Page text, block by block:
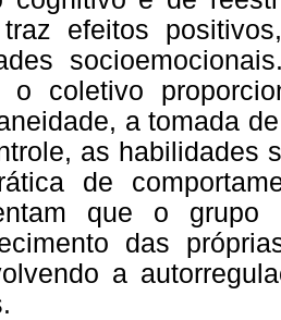
efeitos
o coletivo
a tomada
as habilidades
de
que o
das
a